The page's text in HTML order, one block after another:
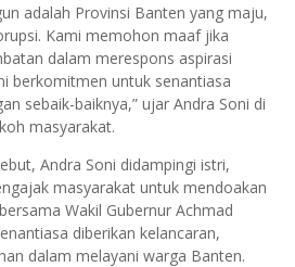
adalah Provinsi Banten yang maju,
Kami memohon maaf jika
dalam merespons aspirasi
berkomitmen untuk senantiasa
sebaik-baiknya,” ujar Andra Soni di
masyarakat.
Andra Soni didampingi istri,
masyarakat untuk mendoakan
Wakil Gubernur Achmad
diberikan kelancaran,
dalam melayani warga Banten.